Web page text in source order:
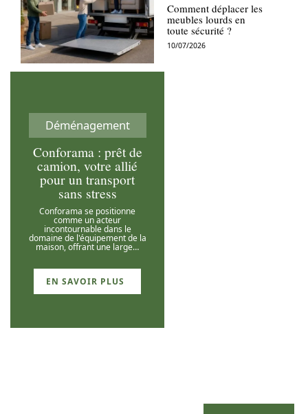
Déménagement
Conforama : prêt de
camion, votre allié
pour un transport
sans stress
Conforama se positionne
comme un acteur
incontournable dans le
domaine de l'équipement de la
maison, offrant une large…
EN SAVOIR PLUS
Comment déplacer les
meubles lourds en
toute sécurité ?
10/07/2026